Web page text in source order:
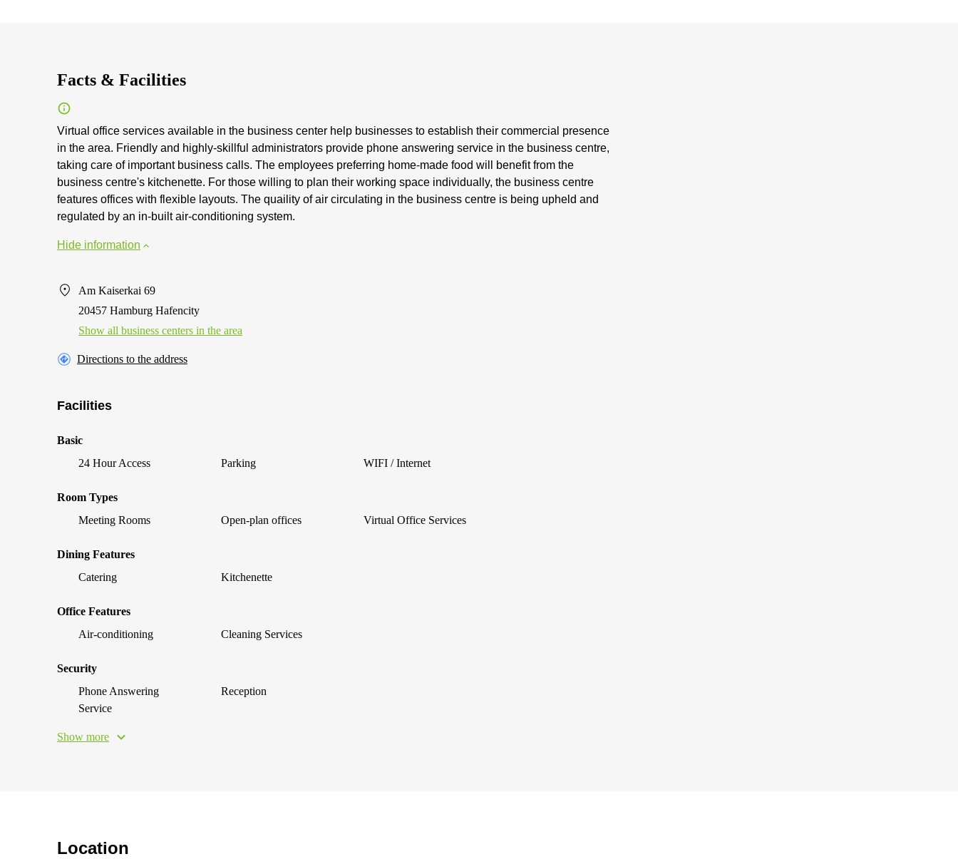
Facts & Facilities
Virtual office services available in the business center help businesses to establish their commercial presence
in the area. Friendly and highly-skillful administrators provide phone answering service in the business centre,
taking care of important business calls. The employees preferring home-made food will benefit from the
business centre's kitchenette. For those willing to plan their working space individually, the business centre
features offices with flexible layouts. The quaility of air circulating in the business centre is being upheld and
regulated by an in-built air-conditioning system.
Hide information
Am Kaiserkai 69
20457 Hamburg Hafencity
Show all business centers in the area
Directions to the address
Facilities
Basic
24 Hour Access
Parking WIFI / Internet
Room Types
Meeting Rooms
Open-plan offices Virtual Office Services
Dining Features
Catering
Kitchenette
Office Features
Air-conditioning
Cleaning Services
Security
Phone Answering
Service
Reception
Show more
Location